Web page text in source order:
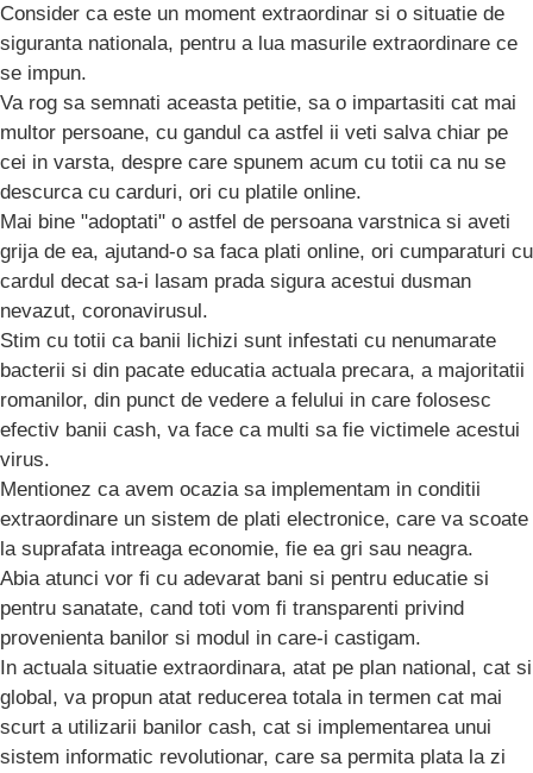
Consider ca este un moment extraordinar si o situatie de
siguranta nationala, pentru a lua masurile extraordinare ce
se impun.
Va rog sa semnati aceasta petitie, sa o impartasiti cat mai
multor persoane, cu gandul ca astfel ii veti salva chiar pe
cei in varsta, despre care spunem acum cu totii ca nu se
descurca cu carduri, ori cu platile online.
Mai bine "adoptati" o astfel de persoana varstnica si aveti
grija de ea, ajutand-o sa faca plati online, ori cumparaturi cu
cardul decat sa-i lasam prada sigura acestui dusman
nevazut, coronavirusul.
Stim cu totii ca banii lichizi sunt infestati cu nenumarate
bacterii si din pacate educatia actuala precara, a majoritatii
romanilor, din punct de vedere a felului in care folosesc
efectiv banii cash, va face ca multi sa fie victimele acestui
virus.
Mentionez ca avem ocazia sa implementam in conditii
extraordinare un sistem de plati electronice, care va scoate
la suprafata intreaga economie, fie ea gri sau neagra.
Abia atunci vor fi cu adevarat bani si pentru educatie si
pentru sanatate, cand toti vom fi transparenti privind
provenienta banilor si modul in care-i castigam.
In actuala situatie extraordinara, atat pe plan national, cat si
global, va propun atat reducerea totala in termen cat mai
scurt a utilizarii banilor cash, cat si implementarea unui
sistem informatic revolutionar, care sa permita plata la zi